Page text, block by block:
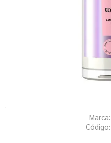
Marca:
Código: